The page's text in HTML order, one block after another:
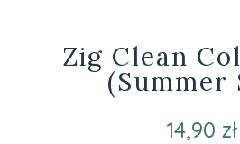
Zig Clean
(Summer
14,90 zł